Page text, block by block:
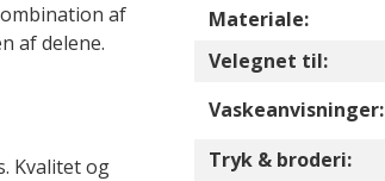
af
af delene.
Kvalitet og
Materiale:
Velegnet til:
Vaskeanvisninger:
Tryk & broderi: